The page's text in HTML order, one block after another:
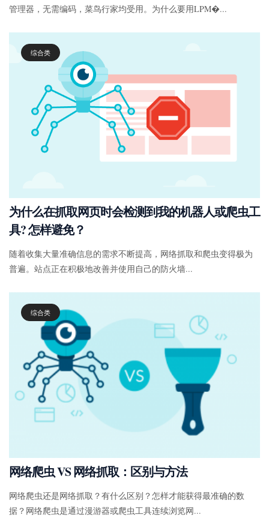
管理器，无需编码，菜鸟行家均受用。为什么要用LPM�...
综合类
为什么在抓取网页时会检测到我的机器人或爬虫工
具? 怎样避免？
随着收集大量准确信息的需求不断提高，网络抓取和爬虫变得极为
普遍。站点正在积极地改善并使用自己的防火墙...
综合类
网络爬虫 VS 网络抓取：区别与方法
网络爬虫还是网络抓取？有什么区别？怎样才能获得最准确的数
据？网络爬虫是通过漫游器或爬虫工具连续浏览网...